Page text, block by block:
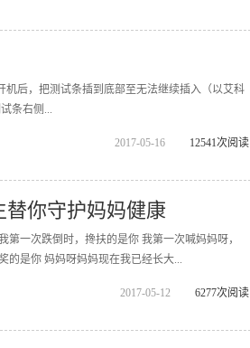
后，把测试条插到底部至无法继续插入（以艾科
条右侧...
2017-05-16 12541次阅读
你守护妈妈健康
一次跌倒时，搀扶的是你 我第一次喊妈妈呀，
的是你 妈妈呀妈妈现在我已经长大...
2017-05-12 6277次阅读